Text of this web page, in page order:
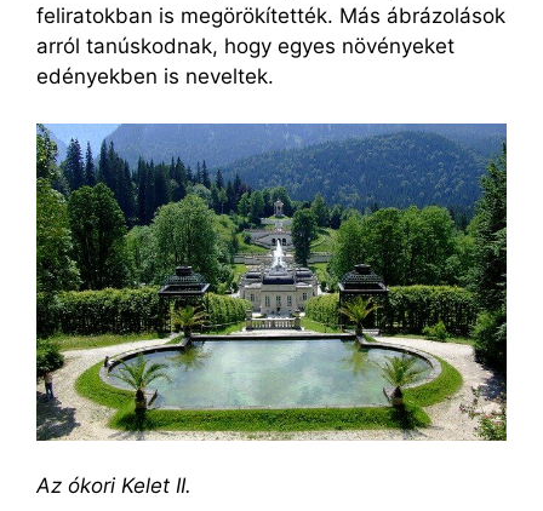
feliratokban is megörökítették. Más ábrázolások
arról tanúskodnak, hogy egyes növényeket
edényekben is neveltek.
Az ókori Kelet II.